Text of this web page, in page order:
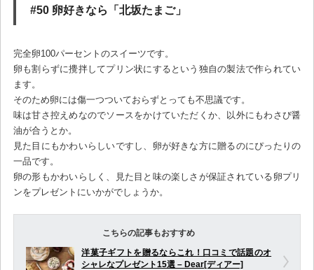
#50 卵好きなら「北坂たまご」
完全卵100パーセントのスイーツです。
卵も割らずに攪拌してプリン状にするという独自の製法で作られてい
ます。
そのため卵には傷一つついておらずとっても不思議です。
味は甘さ控えめなのでソースをかけていただくか、以外にもわさび醤
油が合うとか。
見た目にもかわいらしいですし、卵が好きな方に贈るのにぴったりの
一品です。
卵の形もかわいらしく、見た目と味の楽しさが保証されている卵プリ
ンをプレゼントにいかがでしょうか。
こちらの記事もおすすめ
洋菓子ギフトを贈るならこれ！口コミで話題のオ
シャレなプレゼント15選 – Dear[ディアー]